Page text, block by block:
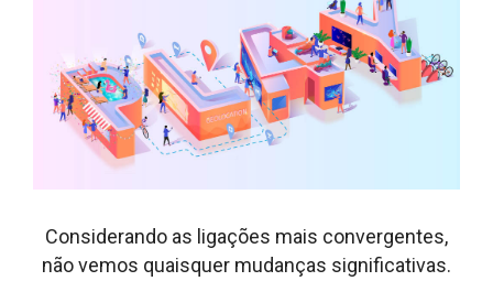
Considerando as ligações mais convergentes,
não vemos quaisquer mudanças significativas.